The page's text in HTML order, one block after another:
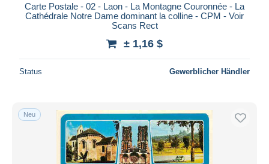
Carte Postale - 02 - Laon - La Montagne Couronnée - La
Cathédrale Notre Dame dominant la colline - CPM - Voir
Scans Rect
± 1,16 $
Status Gewerblicher Händler
Neu